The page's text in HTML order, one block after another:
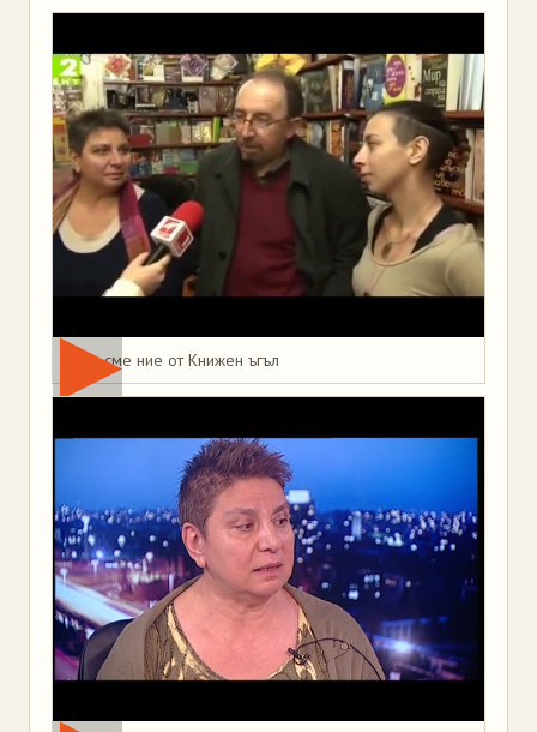
Това сме ние от Книжен ъгъл